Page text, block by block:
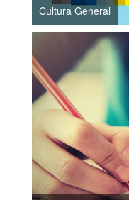
Cultura General